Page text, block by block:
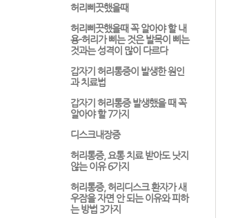
허리삐끗했을때
허리삐끗했을때 꼭 알아야 할 내
용-허리가 삐는 것은 발목이 삐는
것과는 성격이 많이 다르다
갑자기 허리통증이 발생한 원인
과 치료법
갑자기 허리통증 발생했을 때 꼭
알아야 할 7가지
디스크내장증
허리통증, 요통 치료 받아도 낫지
않는 이유 6가지
허리통증, 허리디스크 환자가 새
우잠을 자면 안 되는 이유와 피하
는 방법 3가지